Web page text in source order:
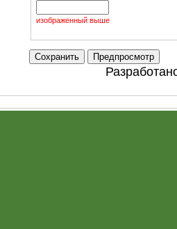
изображенный выше